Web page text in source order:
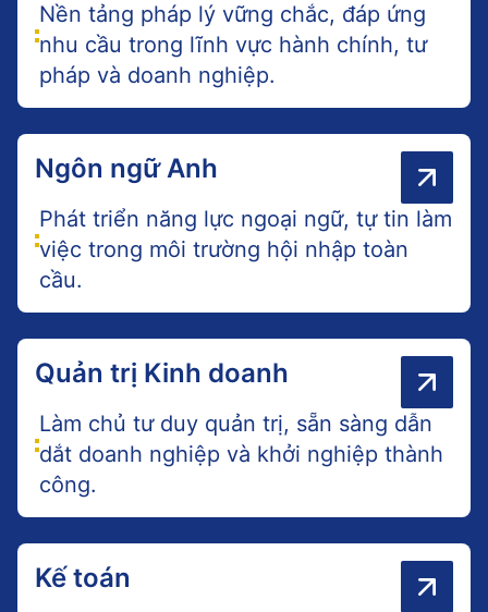
Nền tảng pháp lý vững chắc, đáp ứng
nhu cầu trong lĩnh vực hành chính, tư
pháp và doanh nghiệp.
Ngôn ngữ Anh
Phát triển năng lực ngoại ngữ, tự tin làm
việc trong môi trường hội nhập toàn
cầu.
Quản trị Kinh doanh
Làm chủ tư duy quản trị, sẵn sàng dẫn
dắt doanh nghiệp và khởi nghiệp thành
công.
Kế toán